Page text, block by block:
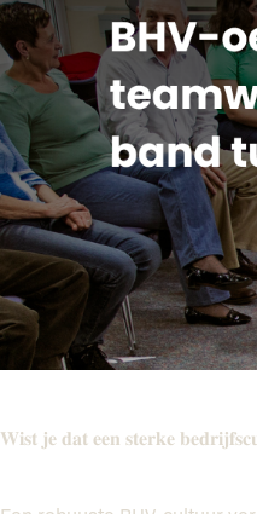
𝐖𝐢𝐬𝐭 𝐣𝐞 𝐝𝐚𝐭 𝐞𝐞𝐧 𝐬𝐭𝐞𝐫𝐤𝐞